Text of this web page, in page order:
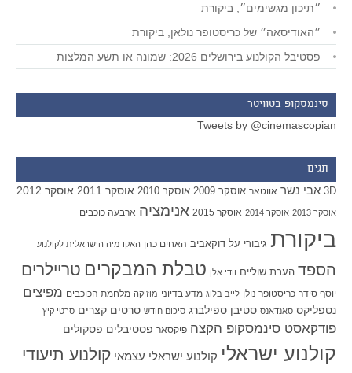
״תיכון מגשימים״, ביקורת
״האודיסאה״ של כריסטופר נולאן, ביקורת
פסטיבל הקולנוע בירושלים 2026: שמונה או תשע המלצות
סינמסקופ בטוויטר
Tweets by @cinemascopian
תגים
3D אבי נשר אווטאר אוסקר 2009 אוסקר 2010 אוסקר 2011 אוסקר 2012
אוסקר 2013 אוסקר 2014 אוסקר 2015 אנימציה ארבעה כוכבים
ביקורת גיבורי על דוקאביב האחים כהן האקדמיה הישראלית לקולנוע
הספד הערת שוליים וודי אלן טבלת המבקרים טריילרים
יוסף סידר כריסטופר נולן לייב בלוג מדע בדיוני מוזיקה מלחמת הכוכבים מפיצים
נטפליקס סאנדאנס סטיבן ספילברג סיכום חודש סרטים קצרים סרטי קיץ
פודקאסט סינמסקופ הקצה פיקסאר פסטיבלים פסקולים
קולנוע ישראלי קולנוע ישראלי עצמאי קולנוע תיעודי